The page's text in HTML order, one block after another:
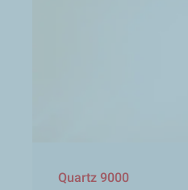
Quartz 9000